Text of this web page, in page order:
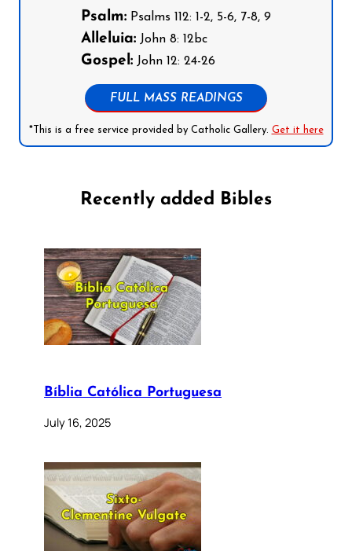
Psalm: Psalms 112: 1-2, 5-6, 7-8, 9
Alleluia: John 8: 12bc
Gospel: John 12: 24-26
FULL MASS READINGS
*This is a free service provided by Catholic Gallery. Get it here
Recently added Bibles
Bíblia Católica Portuguesa
July 16, 2025